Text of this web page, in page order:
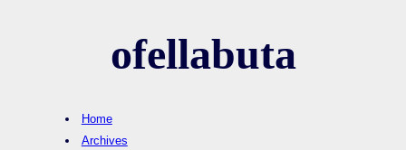
ofellabuta
Home
Archives